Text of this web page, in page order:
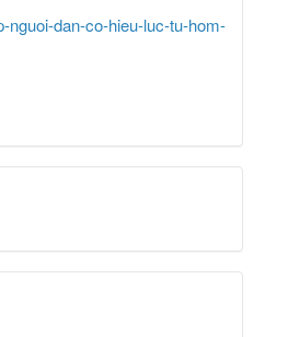
dan-co-hieu-luc-tu-hom-